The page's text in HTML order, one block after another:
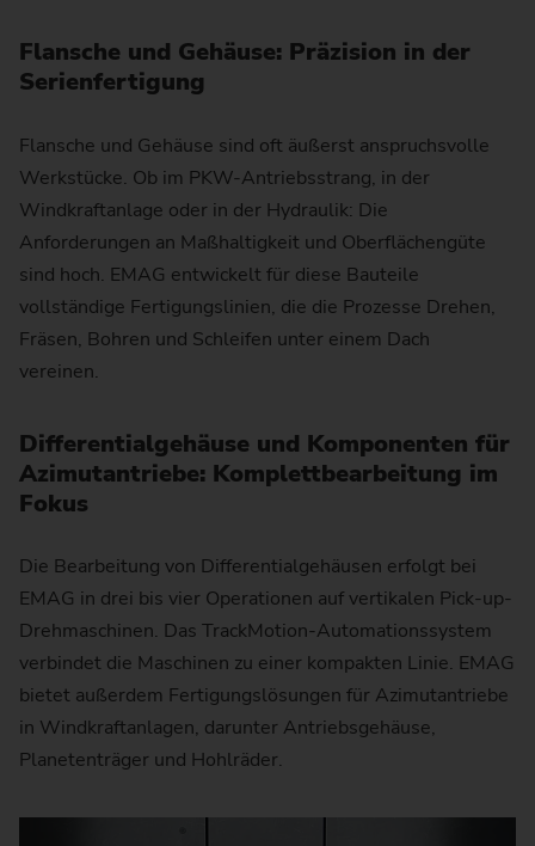
Flansche und Gehäuse: Präzision in der
Serienfertigung
Flansche und Gehäuse sind oft äußerst anspruchsvolle
Werkstücke. Ob im PKW-Antriebsstrang, in der
Windkraftanlage oder in der Hydraulik: Die
Anforderungen an Maßhaltigkeit und Oberflächengüte
sind hoch. EMAG entwickelt für diese Bauteile
vollständige Fertigungslinien, die die Prozesse Drehen,
Fräsen, Bohren und Schleifen unter einem Dach
vereinen.
Differentialgehäuse und Komponenten für
Azimutantriebe: Komplettbearbeitung im
Fokus
Die Bearbeitung von Differentialgehäusen erfolgt bei
EMAG in drei bis vier Operationen auf vertikalen Pick-up-
Drehmaschinen. Das TrackMotion-Automationssystem
verbindet die Maschinen zu einer kompakten Linie. EMAG
bietet außerdem Fertigungslösungen für Azimutantriebe
in Windkraftanlagen, darunter Antriebsgehäuse,
Planetenträger und Hohlräder.